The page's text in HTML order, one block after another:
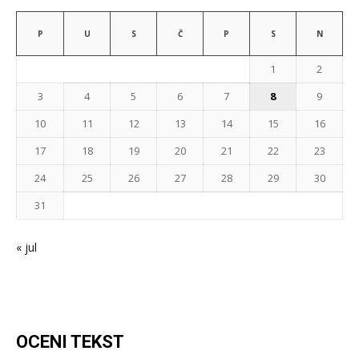
P U S Č P S N
1
2
3
4 5 6 7 8
9
10
11 12 13 14 15
16
17
18 19 20 21 22
23
24
25 26 27 28 29
30
31
« jul
OCENI TEKST